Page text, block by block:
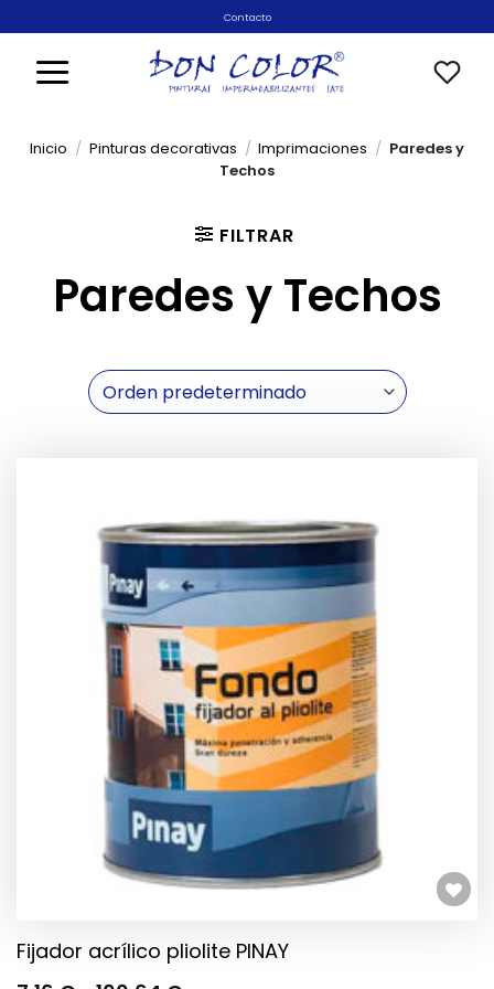
al
contenido
Contacto
Paredes y Techos
Inicio / Pinturas decorativas / Imprimaciones / Paredes y
Techos
FILTRAR
Añadir a la lista de deseos
Fijador acrílico pliolite PINAY